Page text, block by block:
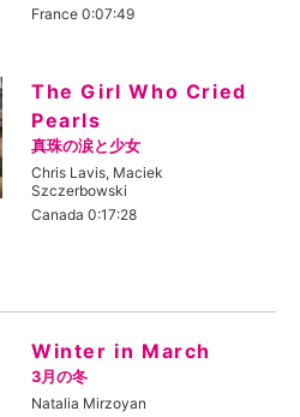
France 0:07:49
The Girl Who Cried
Pearls
真珠の涙と少女
Chris Lavis, Maciek
Szczerbowski
Canada 0:17:28
Winter in March
3月の冬
Natalia Mirzoyan